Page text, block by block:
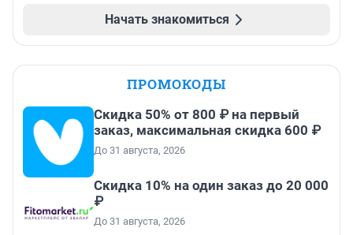
Начать знакомиться
ПРОМОКОДЫ
Скидка 50% от 800 ₽ на первый
заказ, максимальная скидка 600 ₽
До 31 августа, 2026
Скидка 10% на один заказ до 20 000
₽
До 31 августа, 2026